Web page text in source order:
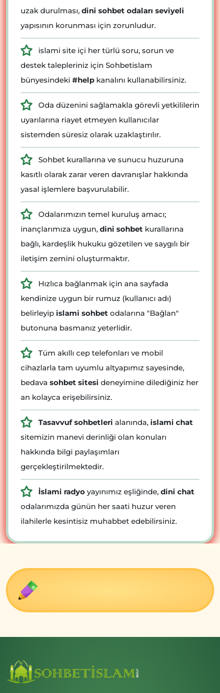
uzak durulması, dini sohbet odaları seviyeli
yapısının korunması için zorunludur.
islami site içi her türlü soru, sorun ve
destek talepleriniz için Sohbetislam
bünyesindeki #help kanalını kullanabilirsiniz.
Oda düzenini sağlamakla görevli yetkililerin
uyarılarına riayet etmeyen kullanıcılar
sistemden süresiz olarak uzaklaştırılır.
Sohbet kurallarına ve sunucu huzuruna
kasıtlı olarak zarar veren davranışlar hakkında
yasal işlemlere başvurulabilir.
Odalarımızın temel kuruluş amacı;
inançlarımıza uygun, dini sohbet kurallarına
bağlı, kardeşlik hukuku gözetilen ve saygılı bir
iletişim zemini oluşturmaktır.
Hızlıca bağlanmak için ana sayfada
kendinize uygun bir rumuz (kullanıcı adı)
belirleyip islami sohbet odalarına "Bağlan"
butonuna basmanız yeterlidir.
Tüm akıllı cep telefonları ve mobil
cihazlarla tam uyumlu altyapımız sayesinde,
bedava sohbet sitesi deneyimine dilediğiniz her
an kolayca erişebilirsiniz.
Tasavvuf sohbetleri alanında, islami chat
sitemizin manevi derinliği olan konuları
hakkında bilgi paylaşımları
gerçekleştirilmektedir.
İslami radyo yayınımız eşliğinde, dini chat
odalarımızda günün her saati huzur veren
ilahilerle kesintisiz muhabbet edebilirsiniz.